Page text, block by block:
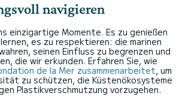
navigieren
einzigartige Momente. Es zu genießen
es zu respektieren: die marinen
seinen Einfluss zu begrenzen und
die wir erkunden. Erfahren Sie, wie
de la Mer zusammenarbeitet, um
zu schützen, die Küstenökosysteme
Plastikverschmutzung vorzugehen.